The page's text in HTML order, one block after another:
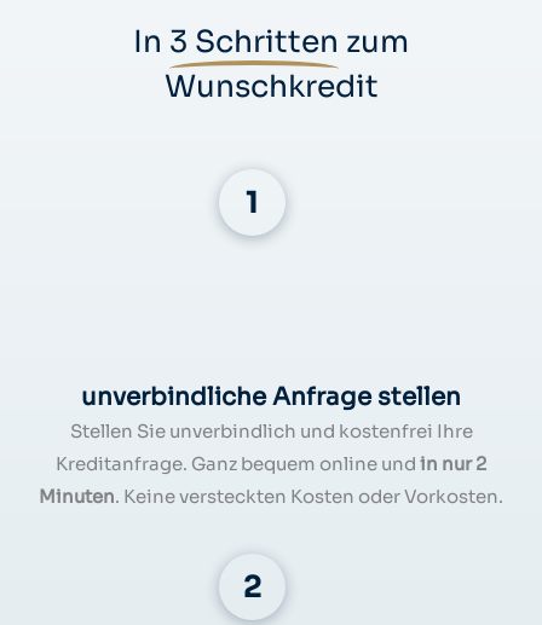
In 3 Schritten zum
Wunschkredit
unverbindliche Anfrage stellen
Stellen Sie unverbindlich und kostenfrei Ihre
Kreditanfrage. Ganz bequem online und in nur 2
Minuten. Keine versteckten Kosten oder Vorkosten.